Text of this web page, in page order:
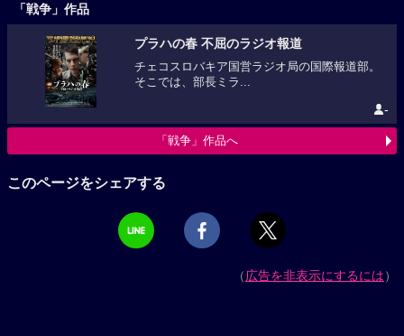
「戦争」作品
プラハの春 不屈のラジオ報道
チェコスロバキア国営ラジオ局の国際報道部。
そこでは、部長ミラ...
-
「戦争」作品へ
このページをシェアする
（広告を非表示にするには）